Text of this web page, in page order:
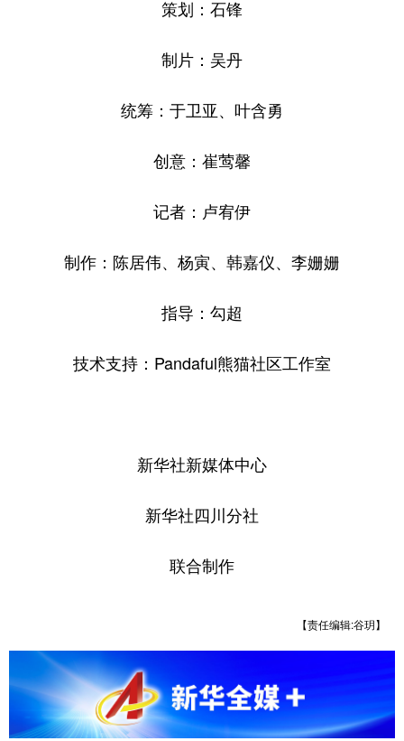
策划：石锋
制片：吴丹
统筹：于卫亚、叶含勇
创意：崔莺馨
记者：卢宥伊
制作：陈居伟、杨寅、韩嘉仪、李姗姗
指导：勾超
技术支持：Pandaful熊猫社区工作室
新华社新媒体中心
新华社四川分社
联合制作
【责任编辑:谷玥】